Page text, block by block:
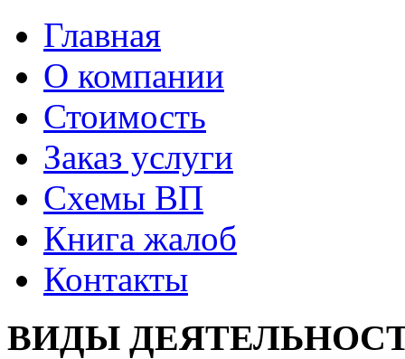
Главная
О компании
Стоимость
Заказ услуги
Cхемы ВП
Книга жалоб
Контакты
ВИДЫ